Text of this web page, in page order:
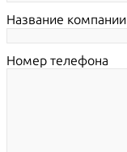
Название компании
Номер телефона